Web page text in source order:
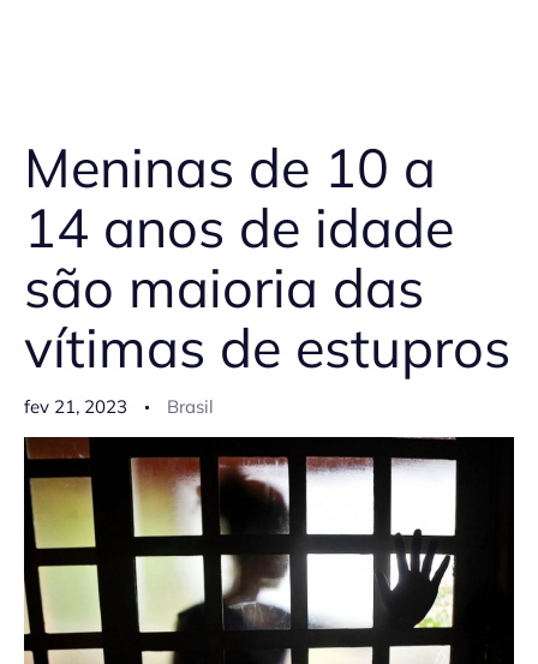
Meninas de 10 a
14 anos de idade
são maioria das
vítimas de estupros
fev 21, 2023 Brasil